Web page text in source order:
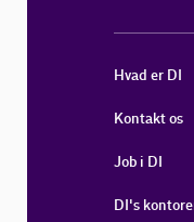
Hvad er DI
Kontakt os
Job i DI
DI's